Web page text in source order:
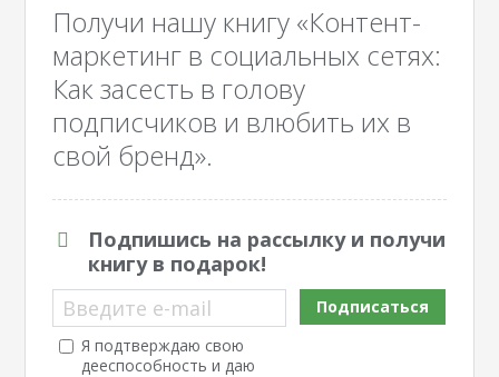
Получи нашу книгу «Контент-
маркетинг в социальных сетях:
Как засесть в голову
подписчиков и влюбить их в
свой бренд».
Подпишись на рассылку и получи
книгу в подарок!
Введите e-mail
Я подтверждаю свою
дееспособность и даю
Подписаться